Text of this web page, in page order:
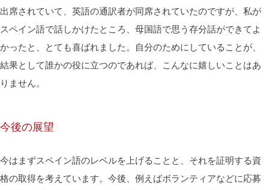
出席されていて、英語の通訳者が同席されていたのですが、私が
スペイン語で話しかけたところ、母国語で思う存分話ができてよ
かったと、とても喜ばれました。自分のためにしていることが、
結果として誰かの役に立つのであれば、こんなに嬉しいことはあ
りません。
今後の展望
今はまずスペイン語のレベルを上げることと、それを証明する資
格の取得を考えています。今後、例えばボランティアなどに応募